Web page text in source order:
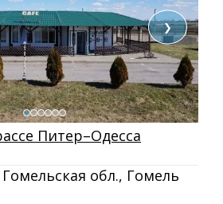
❯
Питер–Одесса
Гомельская обл., Гомель